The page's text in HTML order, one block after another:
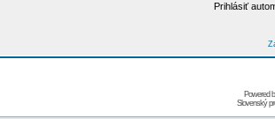
Prihlásiť
Powered
Slovenský